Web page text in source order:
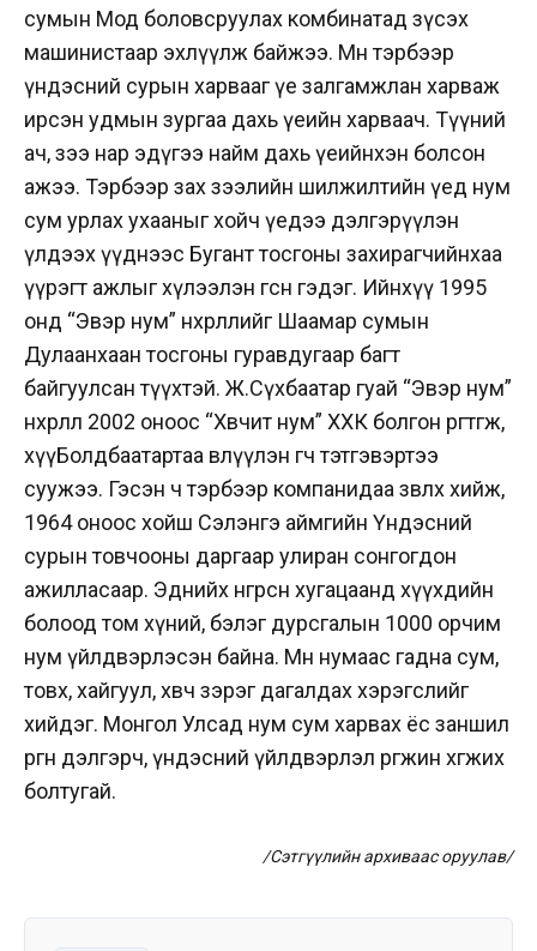
сумын Мод боловсруулах комбинатад зүсэх
машинистаар эхлүүлж байжээ. Мөн тэрбээр
үндэсний сурын харвааг үе залгамжлан харваж
ирсэн удмын зургаа дахь үеийн харваач. Түүний
ач, зээ нар эдүгээ найм дахь үеийнхэн болсон
ажээ. Тэрбээр зах зээлийн шилжилтийн үед нум
сум урлах ухааныг хойч үедээ дэлгэрүүлэн
үлдээх үүднээс Бугант тосгоны захирагчийнхаа
үүрэгт ажлыг хүлээлэн өгсөн гэдэг. Ийнхүү 1995
онд “Эвэр нум” нөхөрлөлийг Шаамар сумын
Дулаанхаан тосгоны гуравдугаар багт
байгуулсан түүхтэй. Ж.Сүхбаатар гуай “Эвэр нум”
нөхөрлөлөө 2002 оноос “Хөвчит нум” ХХК болгон өргөтгөж,
хүүБолдбаатартаа өвлүүлэн өгч тэтгэвэртээ
суужээ. Гэсэн ч тэрбээр компанидаа зөвлөх хийж,
1964 оноос хойш Сэлэнгэ аймгийн Үндэсний
сурын товчооны даргаар улиран сонгогдон
ажилласаар. Эднийх өнгөрсөн хугацаанд хүүхдийн
болоод том хүний, бэлэг дурсгалын 1000 орчим
нум үйлдвэрлэсэн байна. Мөн нумаас гадна сум,
товх, хайгуул, хөвч зэрэг дагалдах хэрэгслийг
хийдэг. Монгол Улсад нум сум харвах ёс заншил
өргөн дэлгэрч, үндэсний үйлдвэрлэл өргөжин хөгжих
болтугай.
/Сэтгүүлийн архиваас оруулав/